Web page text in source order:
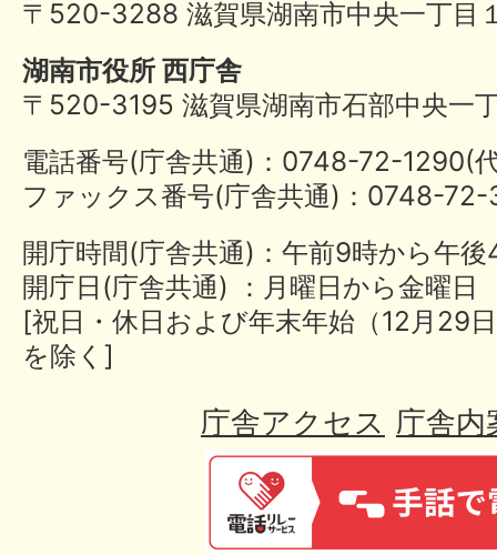
〒520-3288 滋賀県湖南市中央一丁目
湖南市役所 西庁舎
〒520-3195 滋賀県湖南市石部中央一
電話番号(庁舎共通)：0748-72-
ファックス番号(庁舎共通)：0748-
開庁時間(庁舎共通)：午前9時から午
開庁日(庁舎共通) ：月曜日から金曜日
[祝日・休日および年末年始（12月29
を除く]
庁舎アクセス 庁舎内